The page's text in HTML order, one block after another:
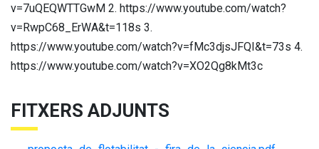
v=7uQEQWTTGwM 2. https://www.youtube.com/watch?
v=RwpC68_ErWA&t=118s 3.
https://www.youtube.com/watch?v=fMc3djsJFQI&t=73s 4.
https://www.youtube.com/watch?v=XO2Qg8kMt3c
FITXERS ADJUNTS